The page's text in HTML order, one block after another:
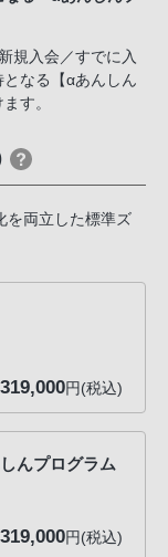
規入会／すでに入
なる【αあんしん
す。
を両立した標準ズ
319,000円(税込)
んプログラム
319,000円(税込)